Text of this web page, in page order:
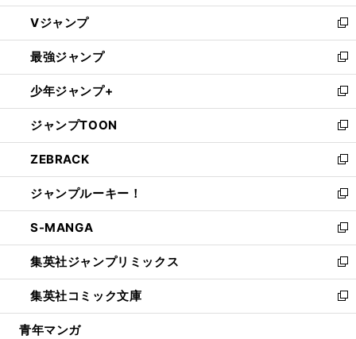
ウ
ィ
ン
ド
ウ
で
開
く
し
い
ウ
ィ
ン
ド
ウ
で
開
く
Vジャンプ
新
し
い
ウ
ィ
ン
ド
ウ
で
開
く
最強ジャンプ
新
し
い
ウ
ィ
ン
ド
ウ
で
開
く
少年ジャンプ+
新
し
い
ウ
ィ
ン
ド
ウ
で
開
く
ジャンプTOON
新
し
い
ウ
ィ
ン
ド
ウ
で
開
く
ZEBRACK
新
し
い
ウ
ィ
ン
ド
ウ
で
開
ジャンプルーキー！
新
し
い
ウ
ィ
ン
ド
ウ
S-MANGA
新
し
い
ウ
ィ
ン
集英社ジャンプリミックス
新
し
い
ウ
集英社コミック文庫
新
し
青年マンガ